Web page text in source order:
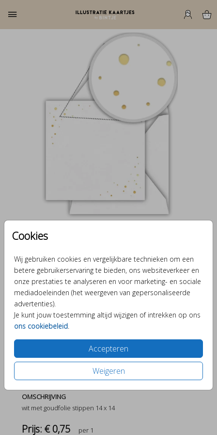
Cookies
Wij gebruiken cookies en vergelijkbare technieken om een
betere gebruikerservaring te bieden, ons websiteverkeer en
onze prestaties te analyseren en voor marketing- en sociale
mediadoeleinden (het weergeven van gepersonaliseerde
advertenties).
Je kunt jouw toestemming altijd wijzigen of intrekken op ons
ons cookiebeleid
Accepteren
Weigeren
Wit Met Goudfolie Stippen
14 X 14
Aantal x 1 Prijs:€ 0,75
Verschillende elementjes om je kaartje bijzonder te
maken.
OMSCHRIJVING
wit met goudfolie stippen 14 x 14
Prijs: € 0,75 per 1